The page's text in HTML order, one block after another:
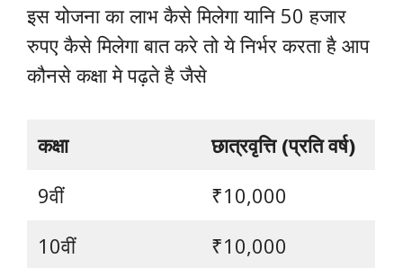
इस योजना का लाभ कैसे मिलेगा यानि 50 हजार
रुपए कैसे मिलेगा बात करे तो ये निर्भर करता है आप
कौनसे कक्षा मे पढ़ते है जैसे
कक्षा
छात्रवृत्ति (प्रति वर्ष)
9वीं
₹10,000
10वीं
₹10,000